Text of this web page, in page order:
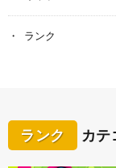
ランク
ランク カテ